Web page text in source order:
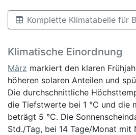
Komplette Klimatabelle für
Klimatische Einordnung
März markiert den klaren
höheren solaren Anteilen und
Die durchschnittliche
die Tiefstwerte bei 1 °C und die
beträgt 5 °C. Die
Std./Tag, bei 14 Tage/Monat mit